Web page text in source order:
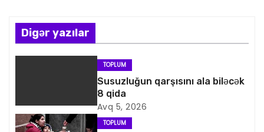
n
a
i
Digər yazılar
TOPLUM
Susuzluğun qarşısını ala biləcək
8 qida
Avq 5, 2026
TOPLUM